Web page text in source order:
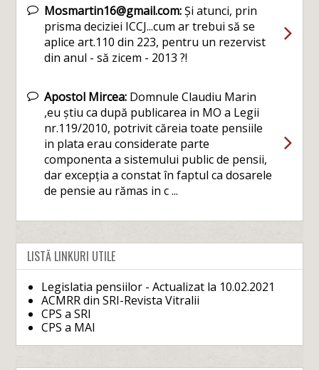
Mosmartin16@gmail.com:Și atunci, prin
prisma deciziei ICCJ...cum ar trebui să se
aplice art.110 din 223, pentru un rezervist
din anul - să zicem - 2013 ?!
Apostol Mircea: Domnule Claudiu Marin
,eu știu ca după publicarea in MO a Legii
nr.119/2010, potrivit căreia toate pensiile
in plata erau considerate parte
componenta a sistemului public de pensii,
dar excepția a constat în faptul ca dosarele
de pensie au rămas in c ...
LISTĂ LINKURI UTILE
Legislatia pensiilor - Actualizat la 10.02.2021
ACMRR din SRI-Revista Vitralii
CPS a SRI
CPS a MAI